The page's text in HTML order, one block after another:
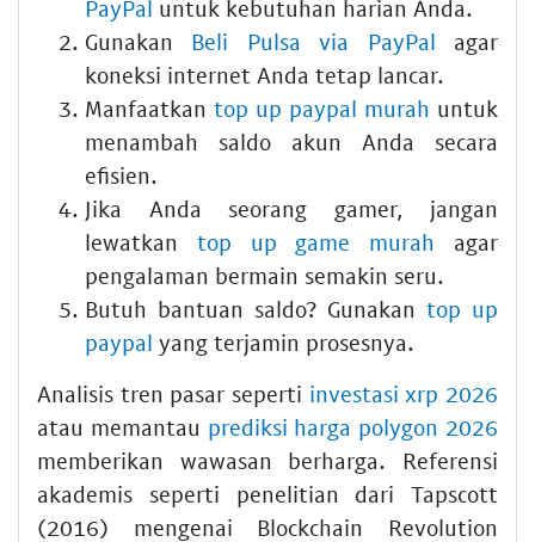
PayPal untuk kebutuhan harian Anda.
Gunakan Beli Pulsa via PayPal agar
koneksi internet Anda tetap lancar.
Manfaatkan top up paypal murah untuk
menambah saldo akun Anda secara
efisien.
Jika Anda seorang gamer, jangan
lewatkan top up game murah agar
pengalaman bermain semakin seru.
Butuh bantuan saldo? Gunakan top up
paypal yang terjamin prosesnya.
Analisis tren pasar seperti investasi xrp 2026
atau memantau prediksi harga polygon 2026
memberikan wawasan berharga. Referensi
akademis seperti penelitian dari Tapscott
(2016) mengenai Blockchain Revolution